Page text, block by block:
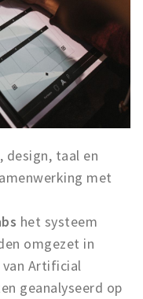
design, taal en
met
het systeem
omgezet in
Artificial
geanalyseerd op